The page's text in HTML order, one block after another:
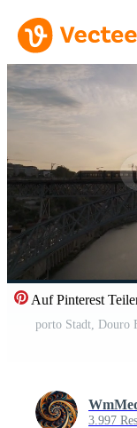
Auf Pinterest
3.997